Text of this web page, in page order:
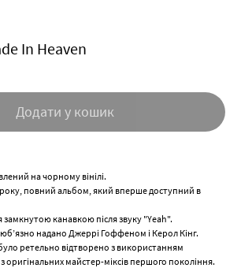
In Heaven
Додати у кошик
на чорному вінілі.
повний альбом, який вперше доступний в
замкнутою канавкою після звуку "Yeah".
надано Джеррі Гоффеном і Керол Кінг.
ретельно відтворено з використанням
оригінальних майстер-міксів першого покоління.